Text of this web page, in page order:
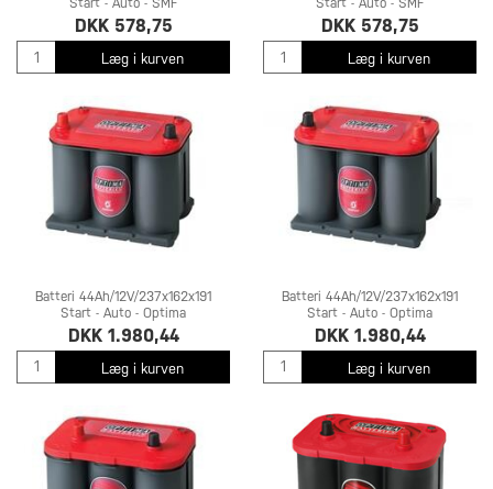
Start - Auto - SMF
DKK 578,75
Læg i kurven
Start - Auto - SMF
DKK 578,75
Læg i kurven
Batteri 44Ah/12V/237x162x191
Start - Auto - Optima
DKK 1.980,44
Læg i kurven
Batteri 44Ah/12V/237x162x191
Start - Auto - Optima
DKK 1.980,44
Læg i kurven